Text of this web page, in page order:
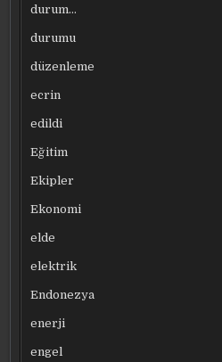
durum…
durumu
düzenleme
ecrin
edildi
Eğitim
Ekipler
Ekonomi
elde
elektrik
Endonezya
enerji
engel